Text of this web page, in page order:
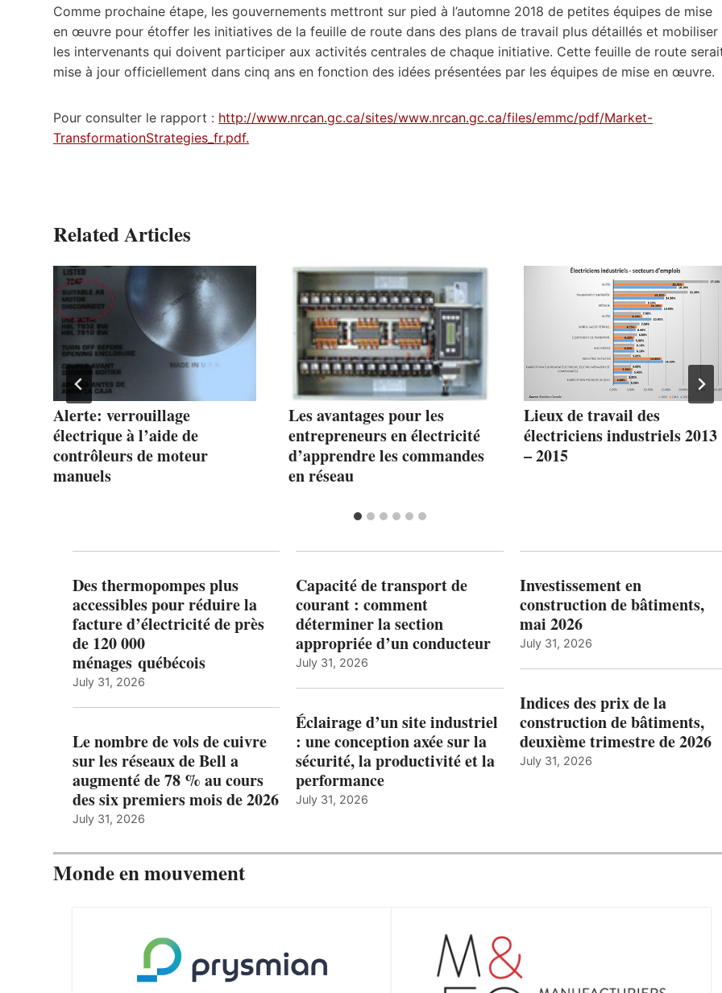
Comme prochaine étape, les gouvernements mettront sur pied à l’automne 2018 de petites équipes de mise
en œuvre pour étoffer les initiatives de la feuille de route dans des plans de travail plus détaillés et mobiliser
les intervenants qui doivent participer aux activités centrales de chaque initiative. Cette feuille de route
mise à jour officiellement dans cinq ans en fonction des idées présentées par les équipes de mise en œuvre.
Pour consulter le rapport : http://www.nrcan.gc.ca/sites/www.nrcan.gc.ca/files/emmc/pdf/Market-
TransformationStrategies_fr.pdf.
Related Articles
Alerte: verrouillage
électrique à l’aide de
contrôleurs de moteur
manuels
Les avantages pour les
entrepreneurs en électricité
d’apprendre les commandes
en réseau
Lieux de travail des
électriciens industriels 2013
– 2015
Des thermopompes plus
accessibles pour réduire la
facture d’électricité de près
de 120 000
ménages québécois
July 31, 2026
Le nombre de vols de cuivre
sur les réseaux de Bell a
augmenté de 78 % au cours
des six premiers mois de 2026
July 31, 2026
Capacité de transport de
courant : comment
déterminer la section
appropriée d’un conducteur
July 31, 2026
Éclairage d’un site industriel
: une conception axée sur la
sécurité, la productivité et la
performance
July 31, 2026
Investissement en
construction de bâtiments,
mai 2026
July 31, 2026
Indices des prix de la
construction de bâtiments,
deuxième trimestre de 2026
July 31, 2026
Monde en mouvement